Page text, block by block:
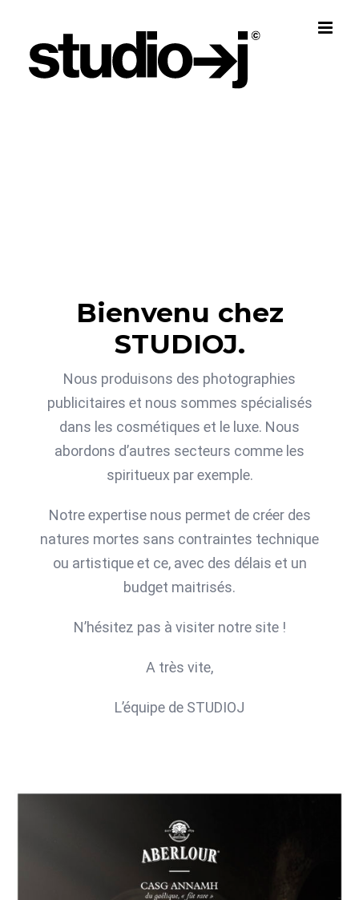
content
Bienvenu chez
STUDIOJ.
Nous produisons des photographies
publicitaires et nous sommes spécialisés
dans les cosmétiques et le luxe. Nous
abordons d’autres secteurs comme les
spiritueux par exemple.
Notre expertise nous permet de créer des
natures mortes sans contraintes technique
ou artistique et ce, avec des délais et un
budget maitrisés.
N’hésitez pas à visiter notre site !
A très vite,
L’équipe de STUDIOJ